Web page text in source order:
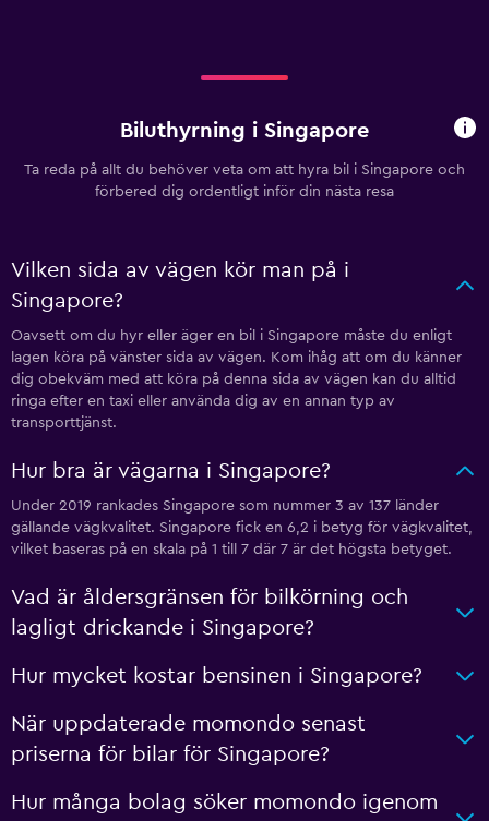
Biluthyrning i Singapore
Ta reda på allt du behöver veta om att hyra bil i Singapore och
förbered dig ordentligt inför din nästa resa
Vilken sida av vägen kör man på i
Singapore?
Oavsett om du hyr eller äger en bil i Singapore måste du enligt
lagen köra på vänster sida av vägen. Kom ihåg att om du känner
dig obekväm med att köra på denna sida av vägen kan du alltid
ringa efter en taxi eller använda dig av en annan typ av
transporttjänst.
Hur bra är vägarna i Singapore?
Under 2019 rankades Singapore som nummer 3 av 137 länder
gällande vägkvalitet. Singapore fick en 6,2 i betyg för vägkvalitet,
vilket baseras på en skala på 1 till 7 där 7 är det högsta betyget.
Vad är åldersgränsen för bilkörning och
lagligt drickande i Singapore?
Hur mycket kostar bensinen i Singapore?
När uppdaterade momondo senast
priserna för bilar för Singapore?
Hur många bolag söker momondo igenom